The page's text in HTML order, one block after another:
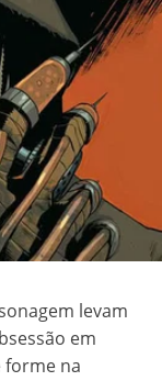
levam
em
forme na